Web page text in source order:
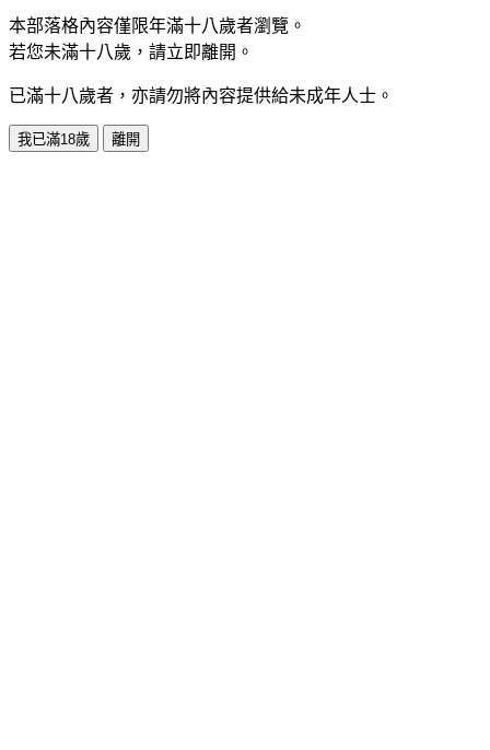
本部落格內容僅限年滿十八歲者瀏覽。
若您未滿十八歲，請立即離開。
已滿十八歲者，亦請勿將內容提供給未成年人士。
我已滿18歲 離開